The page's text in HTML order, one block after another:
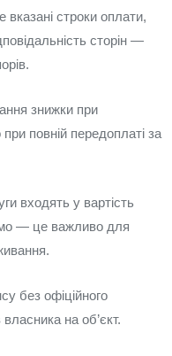
вказані строки оплати,
сторін —
знижки при
повній передоплаті за
входять у вартість
— це важливо для
без офіційного
на об’єкт.